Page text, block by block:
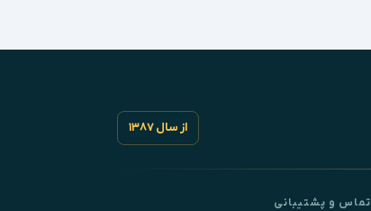
از سال ۱۳۸۷
تماس و پشتیبانی